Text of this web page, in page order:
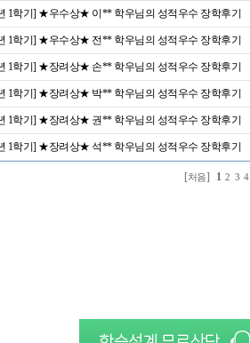
1학기] ★우수상★ 이** 학우님의 성적우수 장학후기
1학기] ★우수상★ 전** 학우님의 성적우수 장학후기
1학기] ★장려상★ 손** 학우님의 성적우수 장학후기
1학기] ★장려상★ 박** 학우님의 성적우수 장학후기
1학기] ★장려상★ 권** 학우님의 성적우수 장학후기
1학기] ★장려상★ 석** 학우님의 성적우수 장학후기
[처음] 1 2 3 4